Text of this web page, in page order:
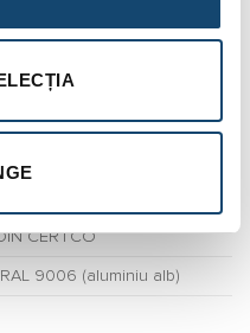
10 m
CERTCO
9006 (aluminiu alb)